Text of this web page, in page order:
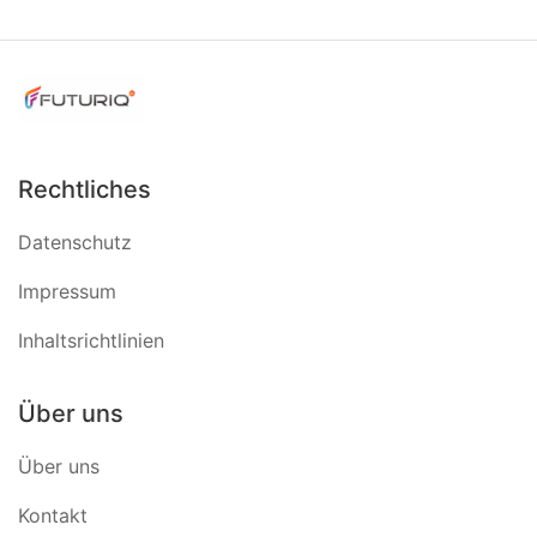
Rechtliches
Datenschutz
Impressum
Inhaltsrichtlinien
Über uns
Über uns
Kontakt